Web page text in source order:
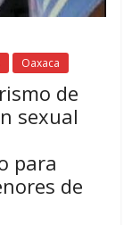
Oaxaca
de
sexual
para
de